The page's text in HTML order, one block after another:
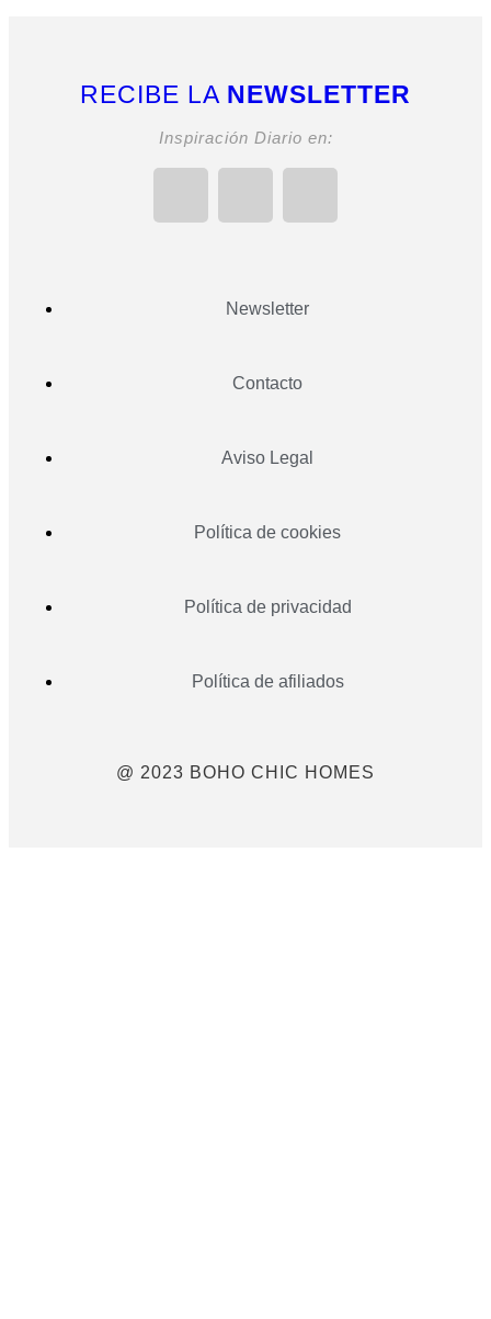
RECIBE LA NEWSLETTER
Inspiración Diario en:
Newsletter
Contacto
Aviso Legal
Política de cookies
Política de privacidad
Política de afiliados
@ 2023 BOHO CHIC HOMES